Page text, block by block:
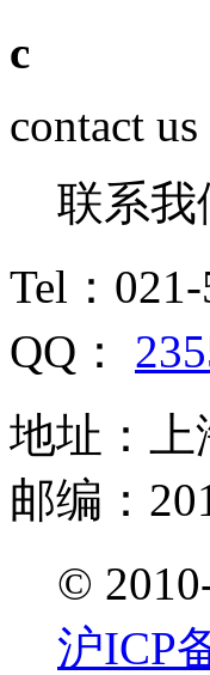
c
contact us
联系我
Tel：
QQ：
地址：
邮编：
©
沪ICP